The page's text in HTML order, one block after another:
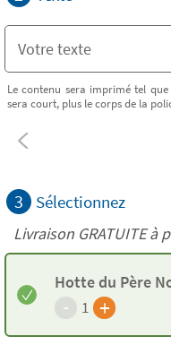
Le contenu sera imprimé tel
sera court, plus le corps de la
3 Sélectionnez
Livraison GRATUITE à
Hotte du Père
- 1 +